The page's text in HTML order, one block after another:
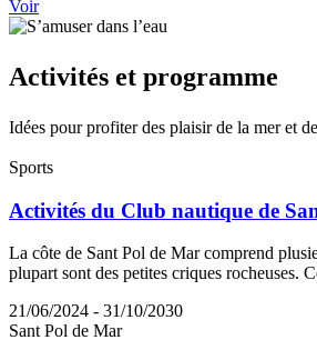
Voir
Activités et programme
Idées pour profiter des plaisir de la mer et
Sports
Activités du Club nautique de
La côte de Sant Pol de Mar comprend
plupart sont des petites criques rocheuses.
21/06/2024 - 31/10/2030
Sant Pol de Mar